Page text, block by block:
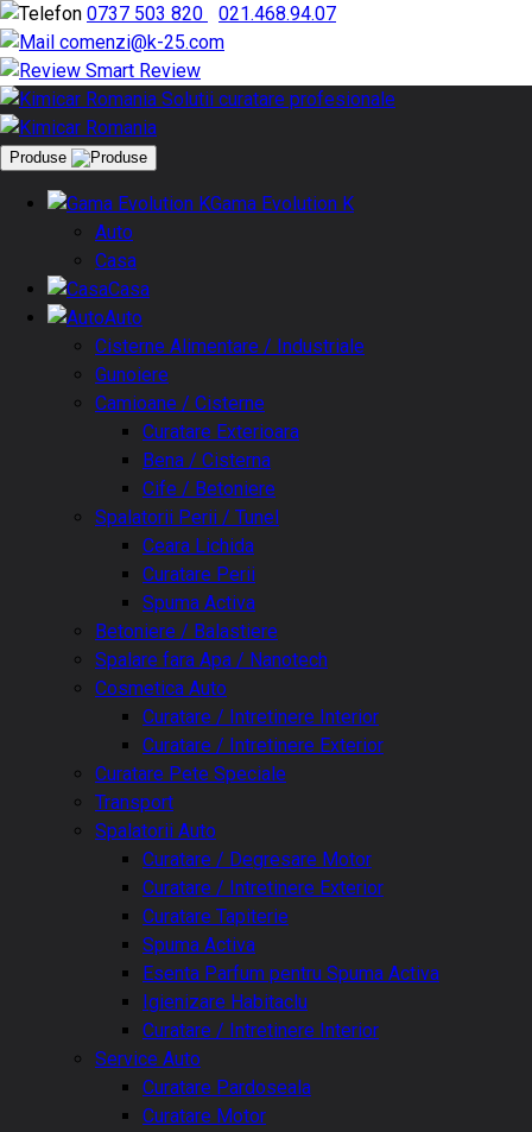
0737 503 820
021.468.94.07
comenzi@k-25.com
Smart Review
Produse
Gama Evolution K
Auto
Casa
Casa
Auto
Cisterne Alimentare / Industriale
Gunoiere
Camioane / Cisterne
Curatare Exterioara
Bena / Cisterna
Cife / Betoniere
Spalatorii Perii / Tunel
Ceara Lichida
Curatare Perii
Spuma Activa
Betoniere / Balastiere
Spalare fara Apa / Nanotech
Cosmetica Auto
Curatare / Intretinere Interior
Curatare / Intretinere Exterior
Curatare Pete Speciale
Transport
Spalatorii Auto
Curatare / Degresare Motor
Curatare / Intretinere Exterior
Curatare Tapiterie
Spuma Activa
Esenta Parfum pentru Spuma Activa
Igienizare Habitaclu
Curatare / Intretinere Interior
Service Auto
Curatare Pardoseala
Curatare Motor